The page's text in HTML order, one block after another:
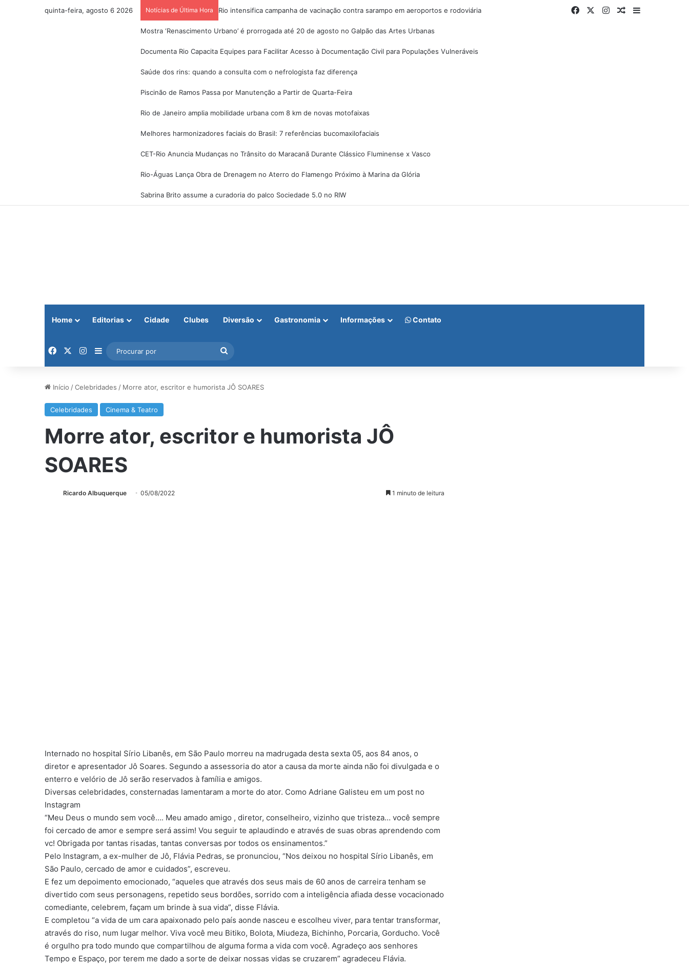
quinta-feira, agosto 6 2026 Notícias de Última Hora Rio intensifica campanha de vacinação contra sarampo em aeroportos e rodoviária
Mostra ‘Renascimento Urbano’ é prorrogada até 20 de agosto no Galpão das Artes Urbanas
Documenta Rio Capacita Equipes para Facilitar Acesso à Documentação Civil para Populações Vulneráveis
Saúde dos rins: quando a consulta com o nefrologista faz diferença
Piscinão de Ramos Passa por Manutenção a Partir de Quarta-Feira
Rio de Janeiro amplia mobilidade urbana com 8 km de novas motofaixas
Melhores harmonizadores faciais do Brasil: 7 referências bucomaxilofaciais
CET-Rio Anuncia Mudanças no Trânsito do Maracanã Durante Clássico Fluminense x Vasco
Rio-Águas Lança Obra de Drenagem no Aterro do Flamengo Próximo à Marina da Glória
Sabrina Brito assume a curadoria do palco Sociedade 5.0 no RIW
FacebookInstagramArtigo aleatório
Barra Lateral
Home Editorias Cidade Clubes Diversão Gastronomia Informações Contato
FacebookInstagram
Barra Lateral
por
Início /Celebridades / Morre ator, escritor e humorista JÔ SOARES
Celebridades Cinema & Teatro
Morre ator, escritor e humorista JÔ
SOARES
Ricardo Albuquerque 05/08/2022 1 minuto de leitura
Internado no hospital Sírio Libanês, em São Paulo morreu na madrugada desta sexta 05, aos 84 anos, o
diretor e apresentador Jô Soares. Segundo a assessoria do ator a causa da morte ainda não foi divulgada e o
enterro e velório de Jô serão reservados à família e amigos.
Diversas celebridades, consternadas lamentaram a morte do ator. Como Adriane Galisteu em um post no
Instagram
“Meu Deus o mundo sem você…. Meu amado amigo , diretor, conselheiro, vizinho que tristeza… você sempre
foi cercado de amor e sempre será assim! Vou seguir te aplaudindo e através de suas obras aprendendo com
vc! Obrigada por tantas risadas, tantas conversas por todos os ensinamentos.”
Pelo Instagram, a ex-mulher de Jô, Flávia Pedras, se pronunciou, “Nos deixou no hospital Sírio Libanês, em
São Paulo, cercado de amor e cuidados”, escreveu.
E fez um depoimento emocionado, “aqueles que através dos seus mais de 60 anos de carreira tenham se
divertido com seus personagens, repetido seus bordões, sorrido com a inteligência afiada desse vocacionado
comediante, celebrem, façam um brinde à sua vida”, disse Flávia.
E completou “a vida de um cara apaixonado pelo país aonde nasceu e escolheu viver, para tentar transformar,
através do riso, num lugar melhor. Viva você meu Bitiko, Bolota, Miudeza, Bichinho, Porcaria, Gorducho. Você
é orgulho pra todo mundo que compartilhou de alguma forma a vida com você. Agradeço aos senhores
Tempo e Espaço, por terem me dado a sorte de deixar nossas vidas se cruzarem” agradeceu Flávia.